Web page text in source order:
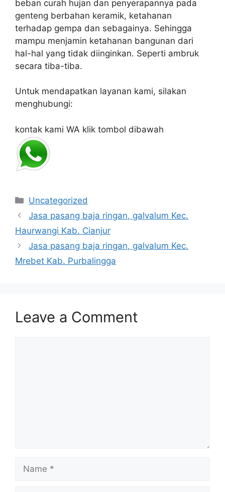
beban curah hujan dan penyerapannya pada
genteng berbahan keramik, ketahanan
terhadap gempa dan sebagainya. Sehingga
mampu menjamin ketahanan bangunan dari
hal-hal yang tidak diinginkan. Seperti ambruk
secara tiba-tiba.
Untuk mendapatkan layanan kami, silakan
menghubungi:
kontak kami WA klik tombol dibawah
Categories
Uncategorized
Jasa pasang baja ringan, galvalum Kec.
Haurwangi Kab. Cianjur
Jasa pasang baja ringan, galvalum Kec.
Mrebet Kab. Purbalingga
Leave a Comment